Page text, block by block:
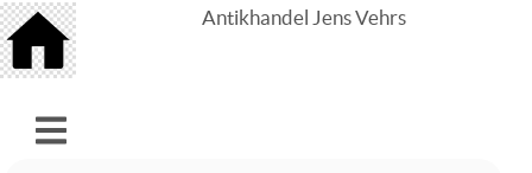
Antikhandel Jens Vehrs